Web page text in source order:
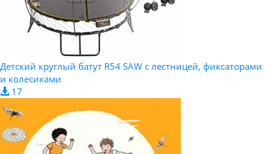
Детский круглый батут R54 SAW с лестницей, фиксаторами
и колесиками
17